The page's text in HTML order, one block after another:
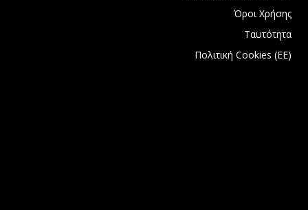
Όροι Χρήσης
Ταυτότητα
Πολιτική Cookies (ΕΕ)